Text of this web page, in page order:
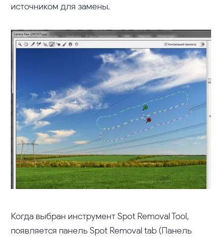
источником для замены.
Когда выбран инструмент Spot Removal Tool,
появляется панель Spot Removal tab (Панель